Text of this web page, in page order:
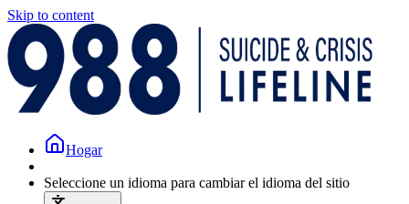
Skip to content
Hogar
Seleccione un idioma para cambiar el idioma del sitio